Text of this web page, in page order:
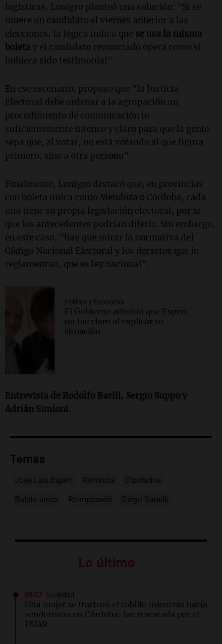
logísticas, Lonigro planteó una solución: "Si se
muere un candidato el viernes anterior a las
elecciones, la lógica indica que se usa la misma
boleta y el candidato renunciado opera como si
hubiera sido testimonial".
En ese escenario, propuso que "la Justicia
Electoral debe ordenar a la agrupación un
procedimiento de comunicación lo
suficientemente intenso y claro para que la gente
sepa que, al votar, no está votando al que figura
primero, sino a otra persona".
Finalmente, Lonigro destacó que, en provincias
con boleta única como Mendoza o Córdoba, cada
una tiene su propia legislación electoral, por lo
que los antecedentes podrían diferir. Sin embargo,
en este caso, "hay que mirar la normativa del
Código Nacional Electoral y los decretos que lo
reglamentan, que es ley nacional".
Política y Economía
El Gobierno admitió que Espert
no fue claro al explicar su
situación
Entrevista de Rodolfo Barili, Sergio Suppo y
Adrián Simioni.
Temas
José Luis Espert Renuncia Diputados
Boleta única Reimpresión Diego Santilli
Lo último
08:07 Sociedad
Una mujer se fracturó el tobillo mientras hacía
senderismo en Córdoba: fue rescatada por el
DUAR